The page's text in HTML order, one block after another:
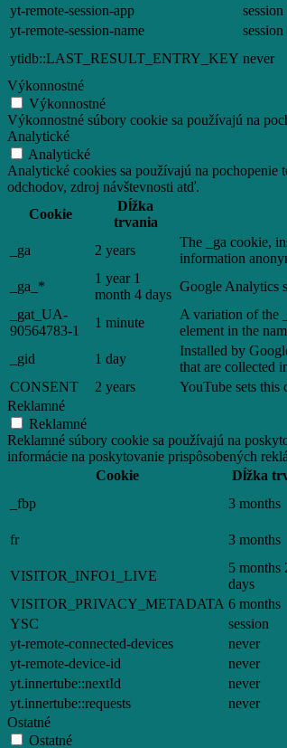
yt-remote-session-app
session
yt-remote-session-name
session
ytidb::LAST_RESULT_ENTRY_KEY never
Výkonnostné
Výkonnostné
Výkonnostné súbory cookie sa používajú na
Analytické
Analytické
Analytické cookies sa používajú na
odchodov, zdroj návštevnosti atď.
Cookie
Dĺžka
trvania
_ga 2 years
The _ga cookie,
information
_ga_*
1 year 1
month 4 days
Google Analytics
_gat_UA-
90564783-1
1 minute
A variation of the
element in the
_gid
1 day
Installed by
that are collected
CONSENT
2 years
YouTube sets this
Reklamné
Reklamné
Reklamné súbory cookie sa používajú na
informácie na poskytovanie prispôsobených
Cookie
Dĺžka
_fbp
3 months
fr
3 months
VISITOR_INFO1_LIVE
5 months
days
VISITOR_PRIVACY_METADATA 6 months
YSC
session
yt-remote-connected-devices
never
yt-remote-device-id
never
yt.innertube::nextId
never
yt.innertube::requests
never
Ostatné
Ostatné